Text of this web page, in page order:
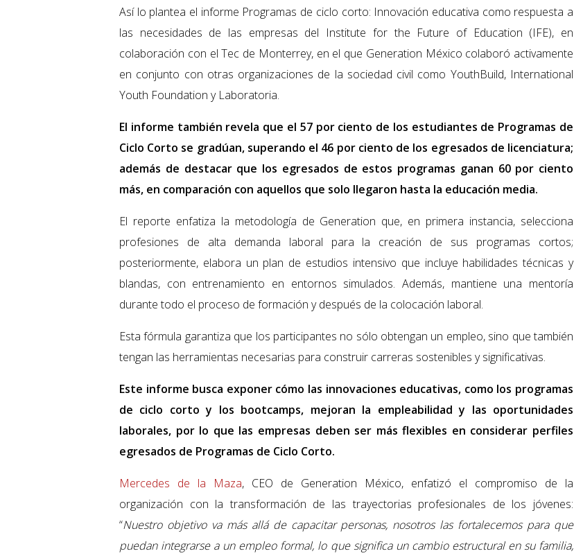
Así lo plantea el informe Programas de ciclo corto: Innovación educativa como respuesta a
las necesidades de las empresas del Institute for the Future of Education (IFE), en
colaboración con el Tec de Monterrey, en el que Generation México colaboró activamente
en conjunto con otras organizaciones de la sociedad civil como YouthBuild, International
Youth Foundation y Laboratoria.
El informe también revela que el 57 por ciento de los estudiantes de Programas de
Ciclo Corto se gradúan, superando el 46 por ciento de los egresados de licenciatura;
además de destacar que los egresados de estos programas ganan 60 por ciento
más, en comparación con aquellos que solo llegaron hasta la educación media.
El reporte enfatiza la metodología de Generation que, en primera instancia, selecciona
profesiones de alta demanda laboral para la creación de sus programas cortos;
posteriormente, elabora un plan de estudios intensivo que incluye habilidades técnicas y
blandas, con entrenamiento en entornos simulados. Además, mantiene una mentoría
durante todo el proceso de formación y después de la colocación laboral.
Esta fórmula garantiza que los participantes no sólo obtengan un empleo, sino que también
tengan las herramientas necesarias para construir carreras sostenibles y significativas.
Este informe busca exponer cómo las innovaciones educativas, como los programas
de ciclo corto y los bootcamps, mejoran la empleabilidad y las oportunidades
laborales, por lo que las empresas deben ser más flexibles en considerar perfiles
egresados de Programas de Ciclo Corto.
Mercedes de la Maza, CEO de Generation México, enfatizó el compromiso de la
organización con la transformación de las trayectorias profesionales de los jóvenes:
“Nuestro objetivo va más allá de capacitar personas, nosotros las fortalecemos para que
puedan integrarse a un empleo formal, lo que significa un cambio estructural en su familia,